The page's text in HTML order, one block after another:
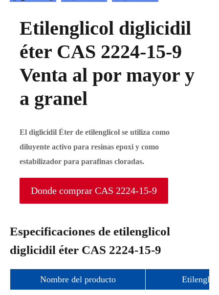
Etilenglicol diglicidil
éter CAS 2224-15-9
Venta al por mayor y
a granel
El diglicidil Éter de etilenglicol se utiliza como
diluyente activo para resinas epoxi y como
estabilizador para parafinas cloradas.
Donde comprar CAS 2224-15-9
Especificaciones de etilenglicol
diglicidil éter CAS 2224-15-9
Nombre del producto